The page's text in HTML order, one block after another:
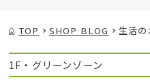
TOP SHOP BLOG 生活の
1F・グリーンゾーン